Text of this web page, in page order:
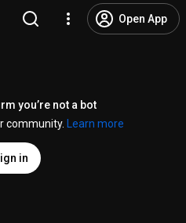
Open App
you’re not a bot
community.
Learn more
in